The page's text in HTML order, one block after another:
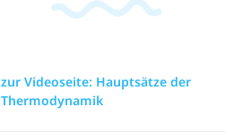
zur Videoseite: Hauptsätze der
Thermodynamik